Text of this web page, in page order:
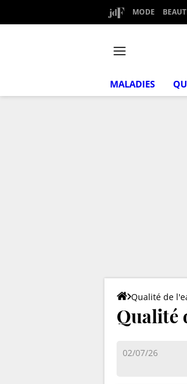
MODE
MALADIES
Qualité de
Qualité
02/07/26